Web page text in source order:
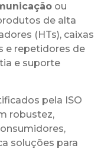
ou
de alta
(HTs), caixas
e repetidores de
e suporte
pela ISO
robustez,
soluções para